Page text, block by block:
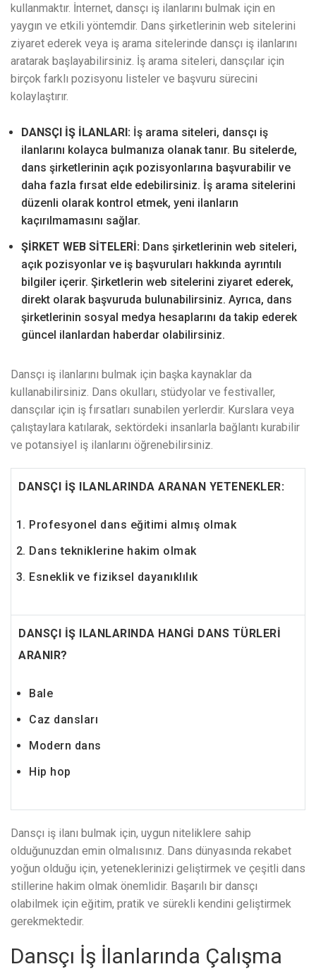
kullanmaktır. İnternet, dansçı iş ilanlarını bulmak için en
yaygın ve etkili yöntemdir. Dans şirketlerinin web sitelerini
ziyaret ederek veya iş arama sitelerinde dansçı iş ilanlarını
aratarak başlayabilirsiniz. İş arama siteleri, dansçılar için
birçok farklı pozisyonu listeler ve başvuru sürecini
kolaylaştırır.
DANSÇI İŞ İLANLARI: İş arama siteleri, dansçı iş
ilanlarını kolayca bulmanıza olanak tanır. Bu sitelerde,
dans şirketlerinin açık pozisyonlarına başvurabilir ve
daha fazla fırsat elde edebilirsiniz. İş arama sitelerini
düzenli olarak kontrol etmek, yeni ilanların
kaçırılmamasını sağlar.
ŞİRKET WEB SİTELERİ: Dans şirketlerinin web siteleri,
açık pozisyonlar ve iş başvuruları hakkında ayrıntılı
bilgiler içerir. Şirketlerin web sitelerini ziyaret ederek,
direkt olarak başvuruda bulunabilirsiniz. Ayrıca, dans
şirketlerinin sosyal medya hesaplarını da takip ederek
güncel ilanlardan haberdar olabilirsiniz.
Dansçı iş ilanlarını bulmak için başka kaynaklar da
kullanabilirsiniz. Dans okulları, stüdyolar ve festivaller,
dansçılar için iş fırsatları sunabilen yerlerdir. Kurslara veya
çalıştaylara katılarak, sektördeki insanlarla bağlantı kurabilir
ve potansiyel iş ilanlarını öğrenebilirsiniz.
DANSÇI İŞ ILANLARINDA ARANAN YETENEKLER:
Profesyonel dans eğitimi almış olmak
Dans tekniklerine hakim olmak
Esneklik ve fiziksel dayanıklılık
DANSÇI İŞ ILANLARINDA HANGİ DANS TÜRLERİ
ARANIR?
Bale
Caz dansları
Modern dans
Hip hop
Dansçı iş ilanı bulmak için, uygun niteliklere sahip
olduğunuzdan emin olmalısınız. Dans dünyasında rekabet
yoğun olduğu için, yeteneklerinizi geliştirmek ve çeşitli dans
stillerine hakim olmak önemlidir. Başarılı bir dansçı
olabilmek için eğitim, pratik ve sürekli kendini geliştirmek
gerekmektedir.
Dansçı İş İlanlarında Çalışma